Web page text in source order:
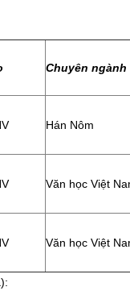
Chuyên ngành
Hán Nôm
Văn học Việt
Văn học Việt